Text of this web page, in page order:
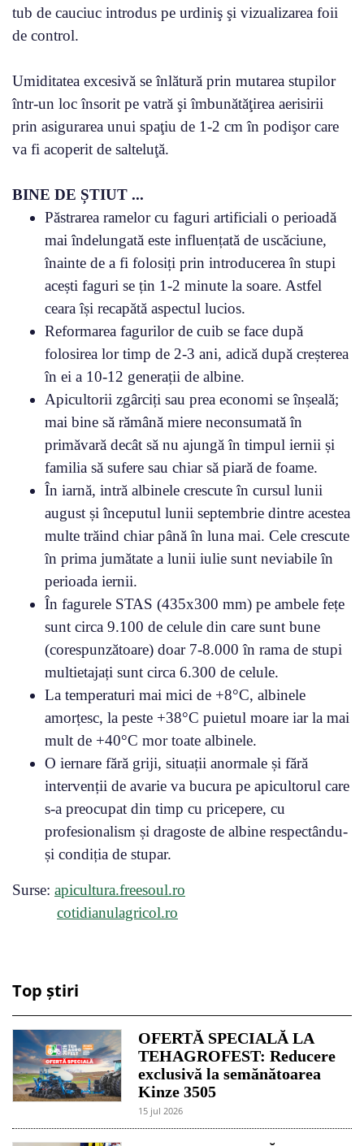
tub de cauciuc introdus pe urdiniş şi vizualizarea foii
de control.
Umiditatea excesivă se înlătură prin mutarea stupilor
într-un loc însorit pe vatră şi îmbunătăţirea aerisirii
prin asigurarea unui spaţiu de 1-2 cm în podişor care
va fi acoperit de salteluţă.
BINE DE ȘTIUT ...
Păstrarea ramelor cu faguri artificiali o perioadă
mai îndelungată este influențată de uscăciune,
înainte de a fi folosiți prin introducerea în stupi
acești faguri se țin 1-2 minute la soare. Astfel
ceara își recapătă aspectul lucios.
Reformarea fagurilor de cuib se face după
folosirea lor timp de 2-3 ani, adică după creșterea
în ei a 10-12 generații de albine.
Apicultorii zgârciți sau prea economi se înșeală;
mai bine să rămână miere neconsumată în
primăvară decât să nu ajungă în timpul iernii și
familia să sufere sau chiar să piară de foame.
În iarnă, intră albinele crescute în cursul lunii
august și începutul lunii septembrie dintre acestea
multe trăind chiar până în luna mai. Cele crescute
în prima jumătate a lunii iulie sunt neviabile în
perioada iernii.
În fagurele STAS (435x300 mm) pe ambele fețe
sunt circa 9.100 de celule din care sunt bune
(corespunzătoare) doar 7-8.000 în rama de stupi
multietajați sunt circa 6.300 de celule.
La temperaturi mai mici de +8°C, albinele
amorțesc, la peste +38°C puietul moare iar la mai
mult de +40°C mor toate albinele.
O iernare fără griji, situații anormale și fără
intervenții de avarie va bucura pe apicultorul care
s-a preocupat din timp cu pricepere, cu
profesionalism și dragoste de albine respectându-
și condiția de stupar.
Surse: apicultura.freesoul.ro
cotidianulagricol.ro
Top știri
OFERTĂ SPECIALĂ LA
TEHAGROFEST: Reducere
exclusivă la semănătoarea
Kinze 3505
15 jul 2026